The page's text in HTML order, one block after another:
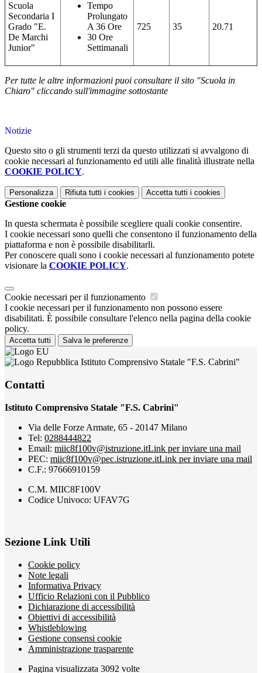
Scuola
Secondaria I
Grado "E.
De Marchi
Junior"
Tempo
Prolungato
A 36 Ore
30 Ore
Settimanali
725 35 20.71
Per tutte le altre informazioni puoi consultare il sito "Scuola in
Chiaro" cliccando sull'immagine sottostante
Notizie
Questo sito o gli strumenti terzi da questo utilizzati si avvalgono di
cookie necessari al funzionamento ed utili alle finalità illustrate nella
COOKIE POLICY.
Personalizza Rifiuta tutti i cookies Accetta tutti i cookies
Gestione cookie
In questa schermata è possibile scegliere quali cookie consentire.
I cookie necessari sono quelli che consentono il funzionamento della
piattaforma e non è possibile disabilitarli.
Per conoscere quali sono i cookie necessari al funzionamento potete
visionare la COOKIE POLICY.
Cookie necessari per il funzionamento
I cookie necessari per il funzionamento non possono essere
disabilitati. È possibile consultare l'elenco nella pagina della cookie
policy.
Accetta tutti Salva le preferenze
Istituto Comprensivo Statale "F.S. Cabrini"
Contatti
Istituto Comprensivo Statale "F.S. Cabrini"
Via delle Forze Armate, 65 - 20147 Milano
Tel: 0288444822
Email: miic8f100v@istruzione.itLink per inviare una mail
PEC: miic8f100v@pec.istruzione.itLink per inviare una mail
C.F.: 97666910159
C.M. MIIC8F100V
Codice Univoco: UFAV7G
Sezione Link Utili
Cookie policy
Note legali
Informativa Privacy
Ufficio Relazioni con il Pubblico
Dichiarazione di accessibilità
Obiettivi di accessibilità
Whistleblowing
Gestione consensi cookie
Amministrazione trasparente
Pagina visualizzata 3092 volte